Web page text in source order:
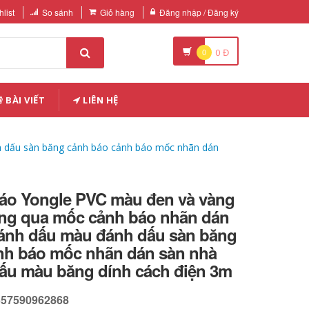
So sánh Giỏ hàng Đăng nhập / Đăng ký
0 0 Đ
BÀI VIẾT LIÊN HỆ
sàn băng cảnh báo cảnh báo mốc nhãn dán
Yongle PVC màu đen và vàng
qua mốc cảnh báo nhãn dán
dấu màu đánh dấu sàn băng
báo mốc nhãn dán sàn nhà
màu băng dính cách điện 3m